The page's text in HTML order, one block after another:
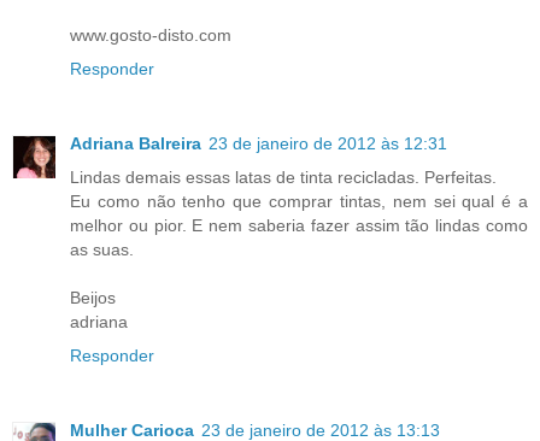
www.gosto-disto.com
Responder
Adriana Balreira 23 de janeiro de 2012 às 12:31
Lindas demais essas latas de tinta recicladas. Perfeitas.
Eu como não tenho que comprar tintas, nem sei qual é a
melhor ou pior. E nem saberia fazer assim tão lindas como
as suas.
Beijos
adriana
Responder
Mulher Carioca 23 de janeiro de 2012 às 13:13